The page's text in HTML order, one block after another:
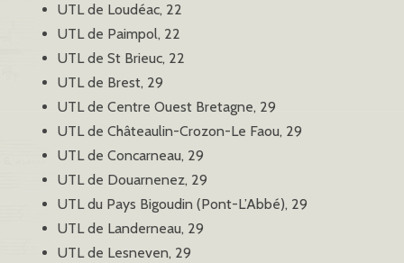
UTL de Loudéac, 22
UTL de Paimpol, 22
UTL de St Brieuc, 22
UTL de Brest, 29
UTL de Centre Ouest Bretagne, 29
UTL de Châteaulin-Crozon-Le Faou, 29
UTL de Concarneau, 29
UTL de Douarnenez, 29
UTL du Pays Bigoudin (Pont-L’Abbé), 29
UTL de Landerneau, 29
UTL de Lesneven, 29